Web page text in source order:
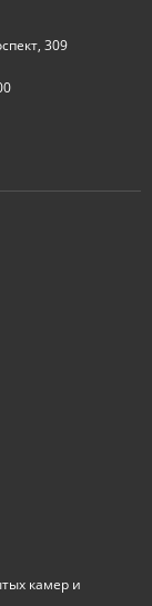
309
камер и